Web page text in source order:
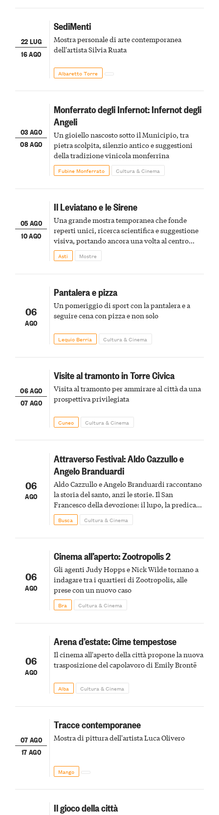
22 LUG
16 AGO
SediMenti
Mostra personale di arte contemporanea
dell'artista Silvia Ruata
Albaretto Torre
03 AGO
08 AGO
Monferrato degli Infernot: Infernot degli
Angeli
Un gioiello nascosto sotto il Municipio, tra
pietra scolpita, silenzio antico e suggestioni
della tradizione vinicola monferrina
Fubine Monferrato Cultura & Cinema
05 AGO
10 AGO
Il Leviatano e le Sirene
Una grande mostra temporanea che fonde
reperti unici, ricerca scientifica e suggestione
visiva, portando ancora una volta al centro
della scena le meraviglie del passato astigiano
Asti Mostre
06
AGO
Pantalera e pizza
Un pomeriggio di sport con la pantalera e a
seguire cena con pizza e non solo
Lequio Berria Cultura & Cinema
06 AGO
07 AGO
Visite al tramonto in Torre Civica
Visita al tramonto per ammirare al città da una
prospettiva privilegiata
Cuneo Cultura & Cinema
06
AGO
Attraverso Festival: Aldo Cazzullo e
Angelo Branduardi
Aldo Cazzullo e Angelo Branduardi raccontano
la storia del santo, anzi le storie. Il San
Francesco della devozione: il lupo, la predica
agli uccelli, le stimmate
Busca Cultura & Cinema
06
AGO
Cinema all’aperto: Zootropolis 2
Gli agenti Judy Hopps e Nick Wilde tornano a
indagare tra i quartieri di Zootropolis, alle
prese con un nuovo caso
Bra Cultura & Cinema
06
AGO
Arena d’estate: Cime tempestose
Il cinema all'aperto della città propone la nuova
trasposizione del capolavoro di Emily Brontë
Alba Cultura & Cinema
07 AGO
17 AGO
Tracce contemporanee
Mostra di pittura dell'artista Luca Olivero
Mango
Il gioco della città